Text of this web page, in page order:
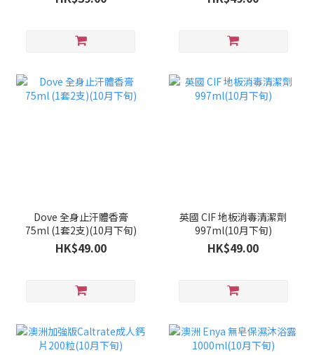
Dove 全身止汗體香膏
75ml (1套2支)(10月下旬)
HK$49.00
英國 CIF 地板消毒清潔劑
997ml(10月下旬)
HK$49.00